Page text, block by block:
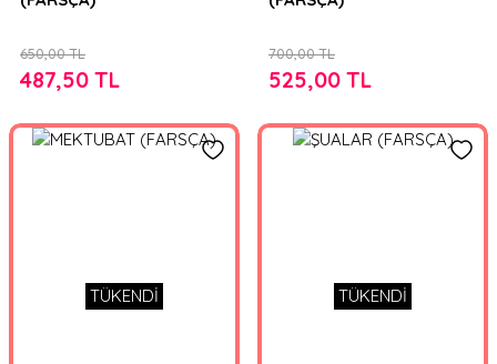
487,50 TL
650,00 TL
525,00 TL
700,00 TL
TÜKENDİ TÜKENDİ